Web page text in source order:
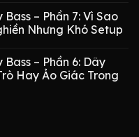
– Phần 7: Vì Sao
Nhưng Khó Setup
– Phần 6: Dây
Hay Ảo Giác Trong